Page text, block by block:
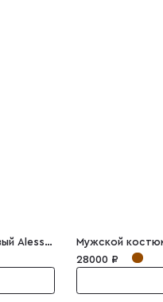
Мужской костюм тройка коричневый Alessandro
Мужской
28000 ₽